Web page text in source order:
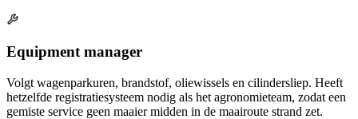
Equipment manager
Volgt wagenparkuren, brandstof, oliewissels en cilindersliep. Heeft
hetzelfde registratiesysteem nodig als het agronomieteam, zodat een
gemiste service geen maaier midden in de maairoute strand zet.